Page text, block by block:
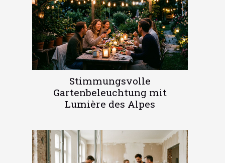
Stimmungsvolle
Gartenbeleuchtung mit
Lumière des Alpes